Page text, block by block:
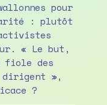
pour
: plutôt
« Le but,
fiole des
dirigent »,
?